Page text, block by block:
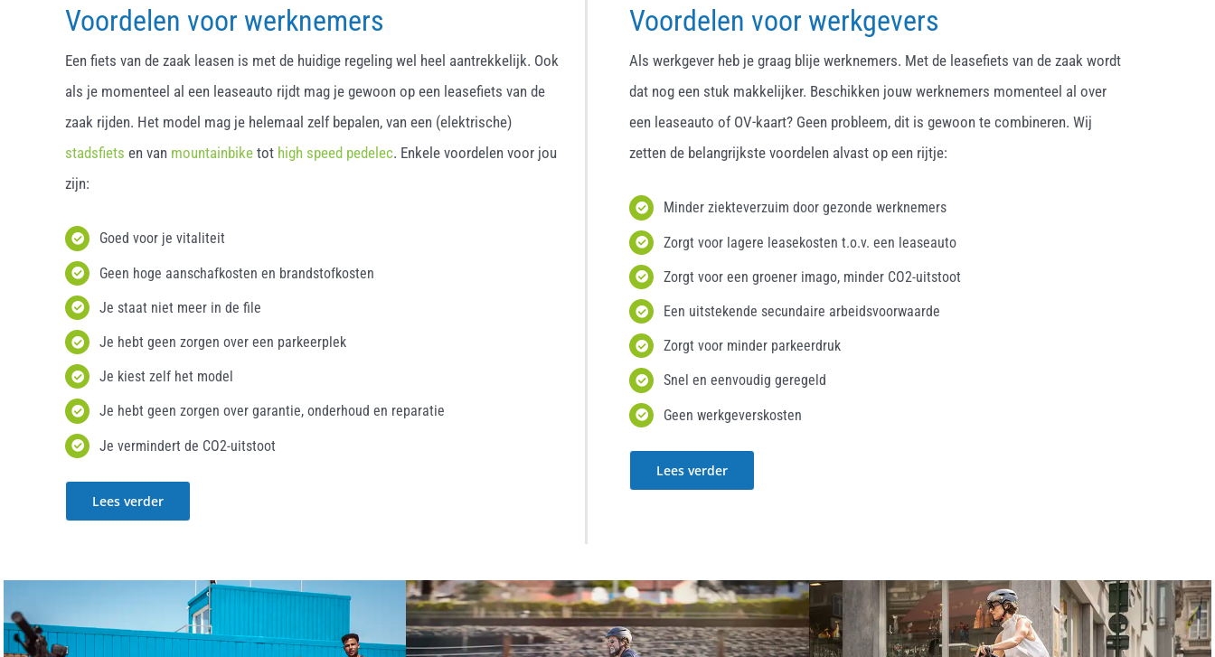
Voordelen voor werknemers
Een fiets van de zaak leasen is met de huidige regeling wel heel aantrekkelijk. Ook
als je momenteel al een leaseauto rijdt mag je gewoon op een leasefiets van de
zaak rijden. Het model mag je helemaal zelf bepalen, van een (elektrische)
stadsfiets en van mountainbiketot high speed pedelec. Enkele voordelen voor jou
zijn:
Goed voor je vitaliteit
Geen hoge aanschafkosten en brandstofkosten
Je staat niet meer in de file
Je hebt geen zorgen over een parkeerplek
Je kiest zelf het model
Je hebt geen zorgen over garantie, onderhoud en reparatie
Je vermindert de CO2-uitstoot
Lees verder
Voordelen voor werkgevers
Als werkgever heb je graag blije werknemers. Met de leasefiets van de zaak wordt
dat nog een stuk makkelijker. Beschikken jouw werknemers momenteel al over
een leaseauto of OV-kaart? Geen probleem, dit is gewoon te combineren. Wij
zetten de belangrijkste voordelen alvast op een rijtje:
Minder ziekteverzuim door gezonde werknemers
Zorgt voor lagere leasekosten t.o.v. een leaseauto
Zorgt voor een groener imago, minder CO2-uitstoot
Een uitstekende secundaire arbeidsvoorwaarde
Zorgt voor minder parkeerdruk
Snel en eenvoudig geregeld
Geen werkgeverskosten
Lees verder